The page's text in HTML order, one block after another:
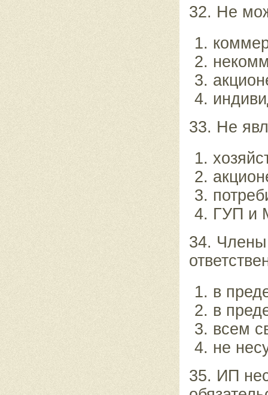
32. Не
33. Не
ГУП и
34. Члены
в
в
всем
не
35. ИП